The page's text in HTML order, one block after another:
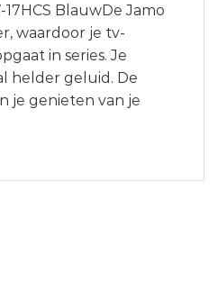
BlauwDe Jamo
waardoor je tv-
in series. Je
helder geluid. De
je genieten van je